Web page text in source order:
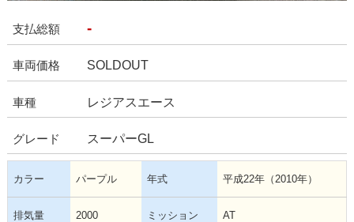
支払総額 -
車両価格 SOLDOUT
車種 レジアスエース
グレード スーパーGL
カラー パープル 年式 平成22年（2010年）
排気量 2000 ミッション AT